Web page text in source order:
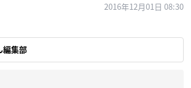
2016年12月01日 08:30
編集部